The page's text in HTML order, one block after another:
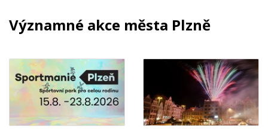
Významné akce města Plzně